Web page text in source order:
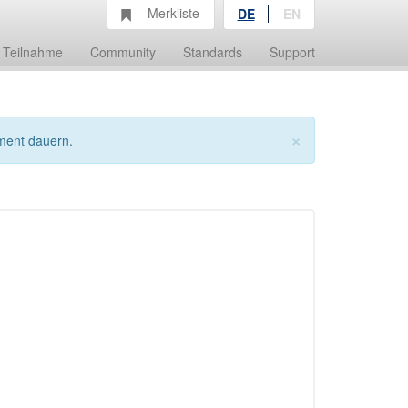
Teilnahme Community Standards Support
Merkliste DE EN
×
dauern.